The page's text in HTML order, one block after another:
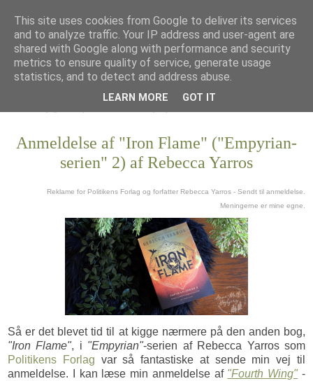
Anmeldelse af "Iron Flame" ("Empyrian-
serien" 2) af Rebecca Yarros
Reklame for Politikens Forlag og forfatter Rebecca Yarros - Sendt til anmeldelse.
Meningerne er mine egne.
Så er det blevet tid til at kigge nærmere på den anden bog,
"Iron Flame", i "Empyrian"-serien af Rebecca Yarros som
Politikens Forlag var så fantastiske at sende min vej til
anmeldelse. I kan læse min anmeldelse af "Fourth Wing" -
This site uses cookies from Google to deliver its services
and to analyze traffic. Your IP address and user-agent are
shared with Google along with performance and security
metrics to ensure quality of service, generate usage
statistics, and to detect and address abuse.
LEARN MORE GOT IT